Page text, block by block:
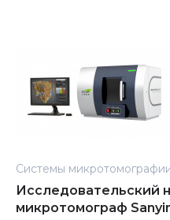
Системы
Исследовательский
микротомограф